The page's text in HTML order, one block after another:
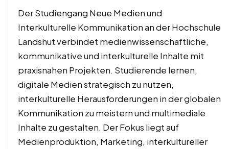
Der Studiengang Neue Medien und
Interkulturelle Kommunikation an der Hochschule
Landshut verbindet medienwissenschaftliche,
kommunikative und interkulturelle Inhalte mit
praxisnahen Projekten. Studierende lernen,
digitale Medien strategisch zu nutzen,
interkulturelle Herausforderungen in der globalen
Kommunikation zu meistern und multimediale
Inhalte zu gestalten. Der Fokus liegt auf
Medienproduktion, Marketing, interkultureller